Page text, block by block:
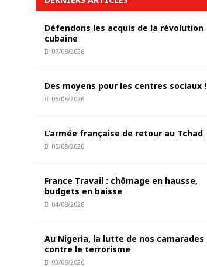
Défendons les acquis de la révolution
cubaine
07/08/2026
Des moyens pour les centres sociaux !
06/08/2026
L’armée française de retour au Tchad
05/08/2026
France Travail : chômage en hausse,
budgets en baisse
04/08/2026
Au Nigeria, la lutte de nos camarades
contre le terrorisme
03/08/2026